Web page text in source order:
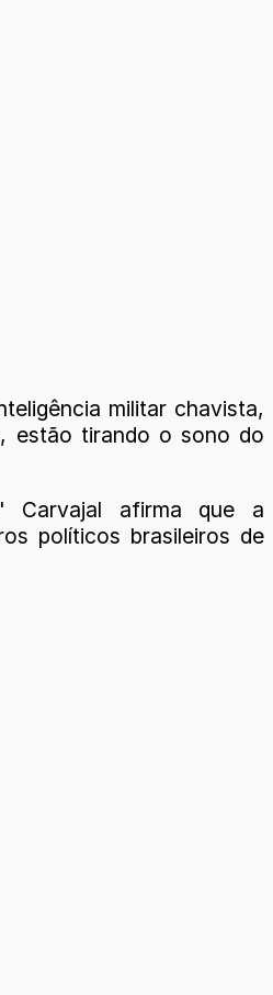
militar chavista,
estão tirando o sono do
Carvajal afirma que a
políticos brasileiros de